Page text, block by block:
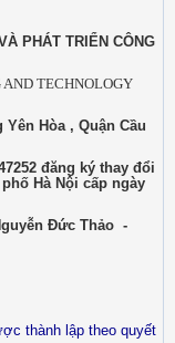
PHÁT TRIỂN CÔNG
TECHNOLOGY
Hòa , Quận Cầu
đăng ký thay đổi
Hà Nội cấp ngày
Đức Thảo -
thành lập theo quyết